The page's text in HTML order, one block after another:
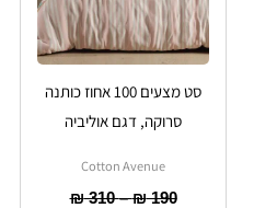
סט מצעים 100 אחוז כותנה
סרוקה, דגם אוליביה
Cotton Avenue
₪190
–
₪310
לבחור
את
האפשרויות
בעמוד